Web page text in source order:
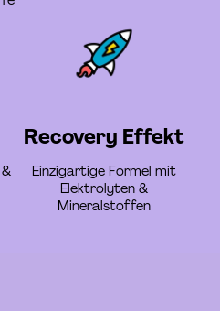
Recovery Effekt
Einzigartige Formel mit
Elektrolyten &
Mineralstoffen